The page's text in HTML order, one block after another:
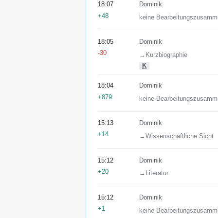
Dominik
keine
18:07
+48
Dominik
→‎Kurzbiographie
K
18:05
-30
Dominik
keine
18:04
+879
Dominik
→‎Wissenschaftliche Sicht
15:13
+14
Dominik
→‎Literatur
15:12
+20
Dominik
keine
15:12
+1